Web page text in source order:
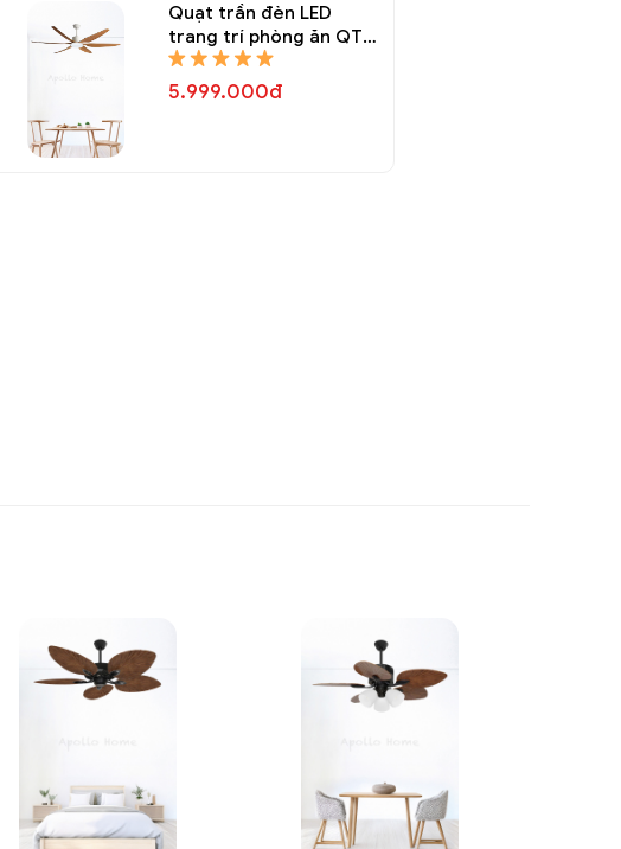
Quạt trần đèn LED
trang trí phòng ăn QTT
8144A
5.999.000đ